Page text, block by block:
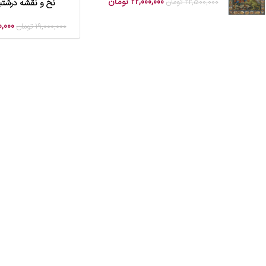
افزودن به سبد خرید
نخ و نقشه
19,000,000 تومان